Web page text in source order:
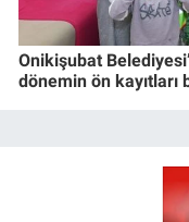
Onikişubat
dönemin ön kayıtları